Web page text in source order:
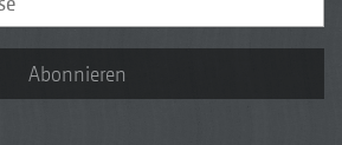
Abonnieren